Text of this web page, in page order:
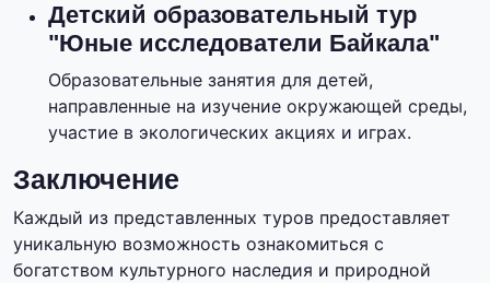
Детский образовательный тур
"Юные исследователи Байкала"
Образовательные занятия для детей,
направленные на изучение окружающей среды,
участие в экологических акциях и играх.
Заключение
Каждый из представленных туров предоставляет
уникальную возможность ознакомиться с
богатством культурного наследия и природной